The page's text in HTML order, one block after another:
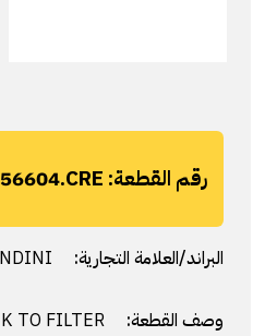
رقم القطعة: 56604.CRE
البراند/العلامة التجارية:
وصف القطعة:
FUEL HOSE - TANK TO FILTER